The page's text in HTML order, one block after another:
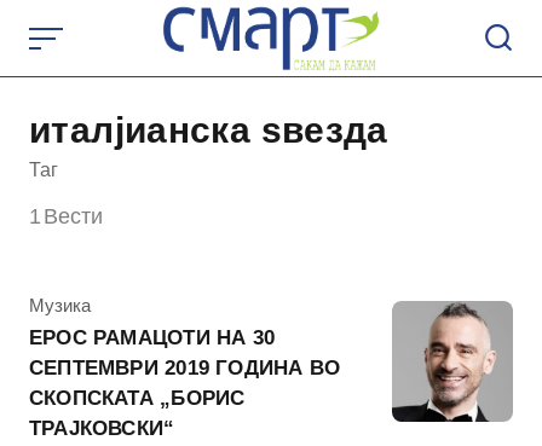
content
италјианска ѕвезда
Таг
1 Вести
КАтегорија
Музика
ЕРОС РАМАЦОТИ НА 30
СЕПТЕМВРИ 2019 ГОДИНА ВО
СКОПСКАТА „БОРИС
ТРАЈКОВСКИ“